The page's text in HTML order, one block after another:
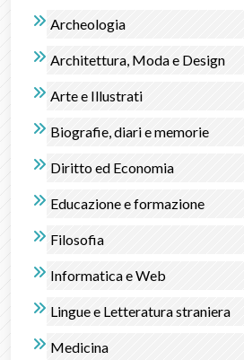
Archeologia
Architettura, Moda e Design
Arte e Illustrati
Biografie, diari e memorie
Diritto ed Economia
Educazione e formazione
Filosofia
Informatica e Web
Lingue e Letteratura straniera
Medicina